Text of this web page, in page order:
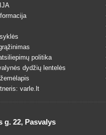
politika
dydžių lentelės
varle.lt
g. 22, Pasvalys